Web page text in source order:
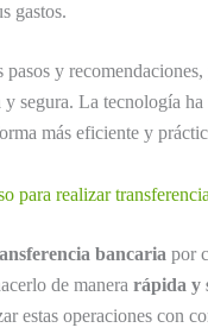
gastos.
pasos y
y segura. La tecnología
más eficiente y
para realizar
bancaria por
de manera rápida y
estas operaciones con